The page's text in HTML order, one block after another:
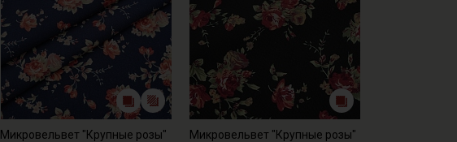
Микровельвет "Крупные розы"
Микровельвет "Крупные розы"